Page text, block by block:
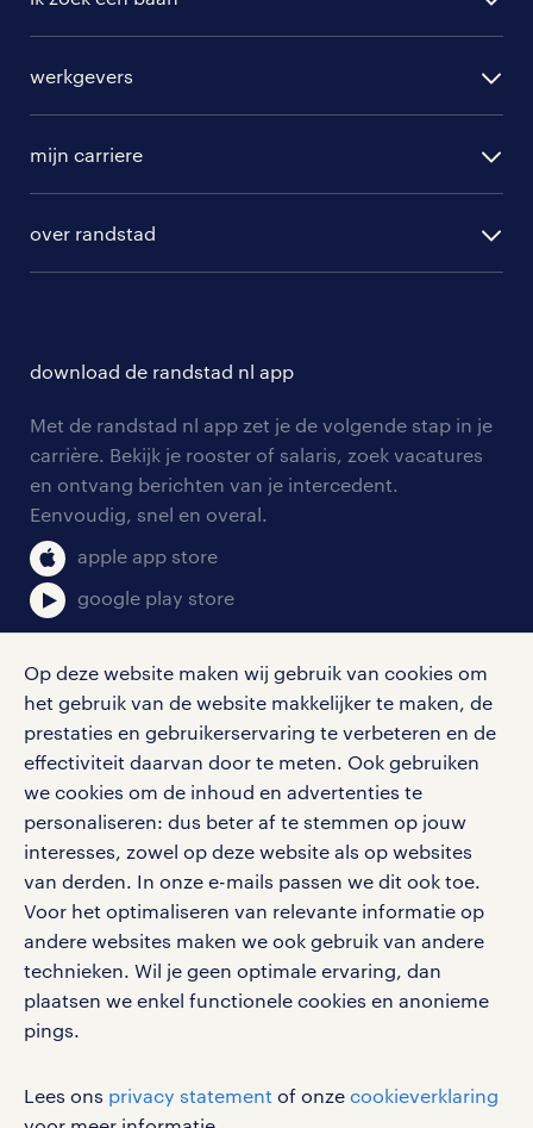
Op deze website maken wij gebruik van cookies om
het gebruik van de website makkelijker te maken, de
prestaties en gebruikerservaring te verbeteren en de
effectiviteit daarvan door te meten. Ook gebruiken
we cookies om de inhoud en advertenties te
personaliseren: dus beter af te stemmen op jouw
interesses, zowel op deze website als op websites
van derden. In onze e-mails passen we dit ook toe.
Voor het optimaliseren van relevante informatie op
andere websites maken we ook gebruik van andere
technieken. Wil je geen optimale ervaring, dan
plaatsen we enkel functionele cookies en anonieme
pings.
Lees ons privacy statement of onze cookieverklaring
randstad professional
werkgevers
hr-diensten
tarieven
personeel gezocht
aanmelden nieuwsbrief
mijn carriere
solliciteren
blogs en artikelen
salarischecker
bruto-netto calculator
over randstad
onze vestigingen
pers
download de randstad nl app
Met de randstad nl app zet je de volgende stap in je
carrière. Bekijk je rooster of salaris, zoek vacatures
en ontvang berichten van je intercedent.
Eenvoudig, snel en overal.
apple app store
google play store
social media
Volg ons voor de leukste content omtrent
vacatures, solliciteren en inspiratie.
werken bij randstad
gebruikersvoorwaarden
privacystatement
cookies